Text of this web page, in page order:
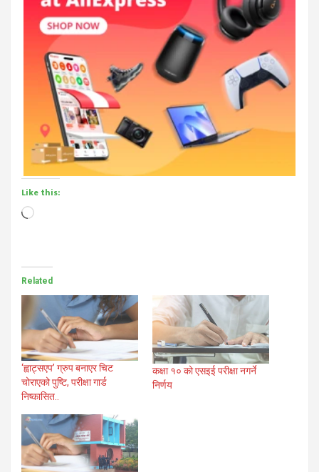
Like this:
Loading…
Related
‘ह्वाट्सएप’ ग्रुप बनाएर चिट
चोराएको पुष्टि, परीक्षा गार्ड
निष्कासित..
कक्षा १० को एसइई परीक्षा नगर्ने
निर्णय